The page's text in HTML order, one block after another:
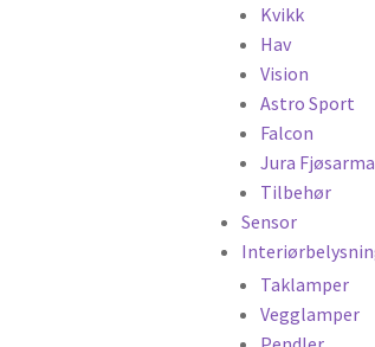
Kvikk
Hav
Vision
Astro Sport
Falcon
Jura
Tilbehør
Sensor
Taklamper
Vegglamper